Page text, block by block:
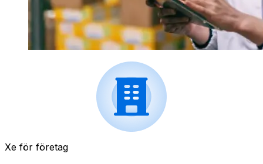
Xe för företag